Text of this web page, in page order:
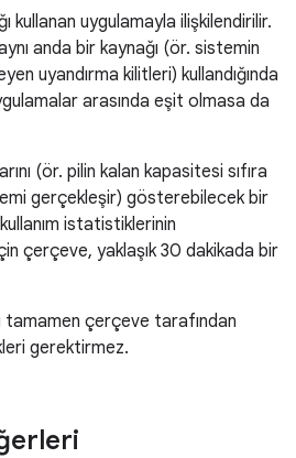
kullanan uygulamayla ilişkilendirilir.
anda bir kaynağı (ör. sistemin
uyandırma kilitleri) kullandığında
arasında eşit olmasa da
(ör. pilin kalan kapasitesi sıfıra
gerçekleşir) gösterebilecek bir
istatistiklerinin
çerçeve, yaklaşık 30 dakikada bir
tamamen çerçeve tarafından
gerektirmez.